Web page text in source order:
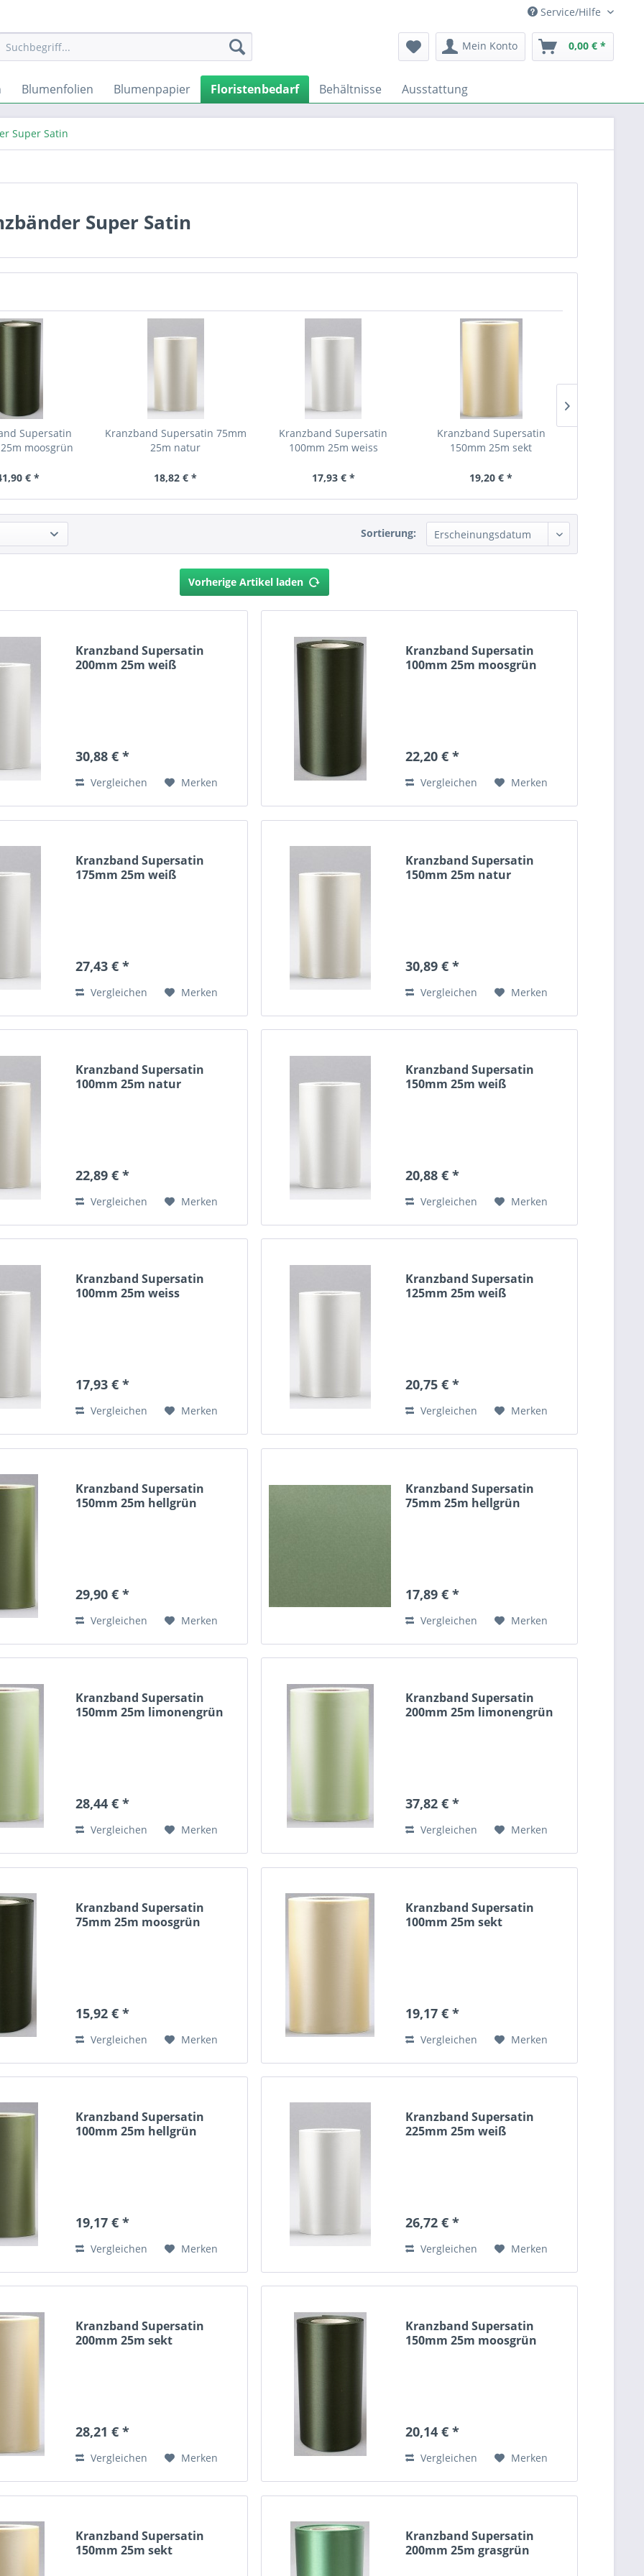
Service/Hilfe
Mein Konto 0,00 € *
Blumenfolien Blumenpapier Floristenbedarf Behältnisse Ausstattung
Super Satin
Super Satin
Supersatin
moosgrün
€ *
Kranzband Supersatin 75mm
25m natur
18,82 € *
Kranzband Supersatin
100mm 25m weiss
17,93 € *
Kranzband Supersatin
150mm 25m sekt
19,20 € *
Sortierung:
Vorherige Artikel laden
Kranzband Supersatin
200mm 25m weiß
30,88 € *
Vergleichen Merken
Kranzband Supersatin
100mm 25m moosgrün
22,20 € *
Vergleichen Merken
Kranzband Supersatin
175mm 25m weiß
27,43 € *
Vergleichen Merken
Kranzband Supersatin
150mm 25m natur
30,89 € *
Vergleichen Merken
Kranzband Supersatin
100mm 25m natur
22,89 € *
Vergleichen Merken
Kranzband Supersatin
150mm 25m weiß
20,88 € *
Vergleichen Merken
Kranzband Supersatin
100mm 25m weiss
17,93 € *
Vergleichen Merken
Kranzband Supersatin
125mm 25m weiß
20,75 € *
Vergleichen Merken
Kranzband Supersatin
150mm 25m hellgrün
29,90 € *
Vergleichen Merken
Kranzband Supersatin
75mm 25m hellgrün
17,89 € *
Vergleichen Merken
Kranzband Supersatin
150mm 25m limonengrün
28,44 € *
Vergleichen Merken
Kranzband Supersatin
200mm 25m limonengrün
37,82 € *
Vergleichen Merken
Kranzband Supersatin
75mm 25m moosgrün
15,92 € *
Vergleichen Merken
Kranzband Supersatin
100mm 25m sekt
19,17 € *
Vergleichen Merken
Kranzband Supersatin
100mm 25m hellgrün
19,17 € *
Vergleichen Merken
Kranzband Supersatin
225mm 25m weiß
26,72 € *
Vergleichen Merken
Kranzband Supersatin
200mm 25m sekt
28,21 € *
Vergleichen Merken
Kranzband Supersatin
150mm 25m moosgrün
20,14 € *
Vergleichen Merken
Kranzband Supersatin
150mm 25m sekt
Kranzband Supersatin
200mm 25m grasgrün